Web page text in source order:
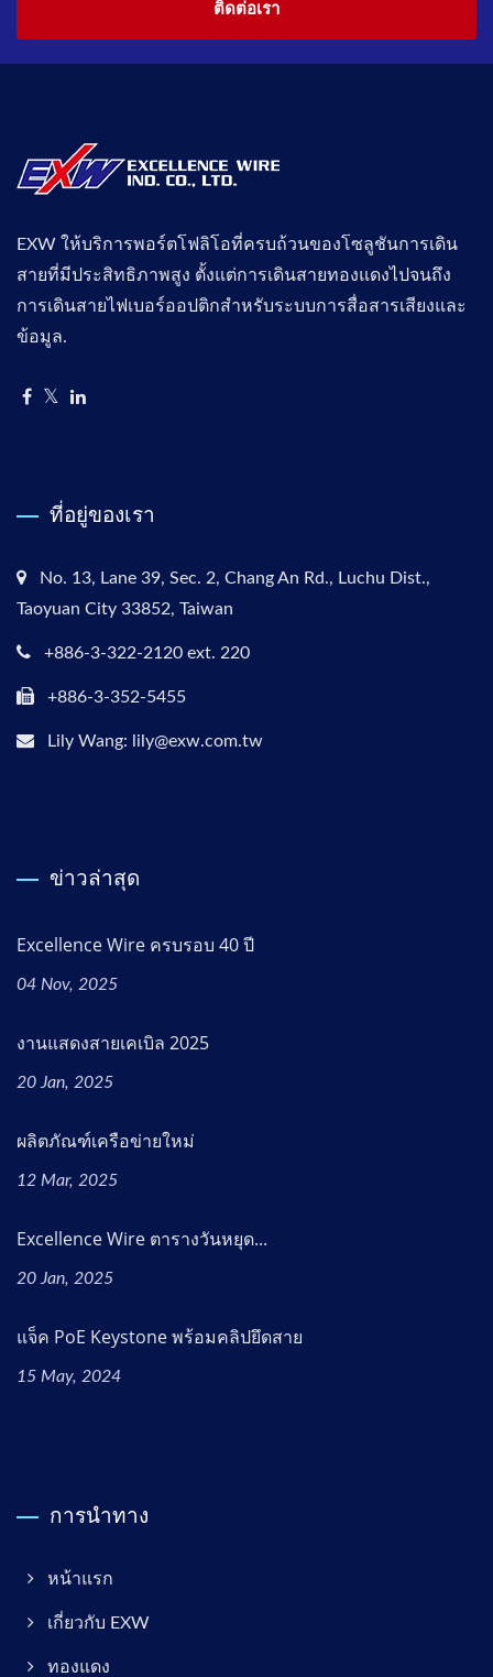
ติดต่อเรา
EXW ให้บริการพอร์ตโฟลิโอที่ครบถ้วนของโซลูชันการเดิน
สายที่มีประสิทธิภาพสูง ตั้งแต่การเดินสายทองแดงไปจนถึง
การเดินสายไฟเบอร์ออปติกสำหรับระบบการสื่อสารเสียงและ
ข้อมูล.
ที่อยู่ของเรา
No. 13, Lane 39, Sec. 2, Chang An Rd., Luchu Dist.,
Taoyuan City 33852, Taiwan
+886-3-322-2120 ext. 220
+886-3-352-5455
Lily Wang: lily@exw.com.tw
ข่าวล่าสุด
Excellence Wire ครบรอบ 40 ปี
04 Nov, 2025
งานแสดงสายเคเบิล 2025
20 Jan, 2025
ผลิตภัณฑ์เครือข่ายใหม่
12 Mar, 2025
Excellence Wire ตารางวันหยุด...
20 Jan, 2025
แจ็ค PoE Keystone พร้อมคลิปยึดสาย
15 May, 2024
การนำทาง
หน้าแรก
เกี่ยวกับ EXW
ทองแดง